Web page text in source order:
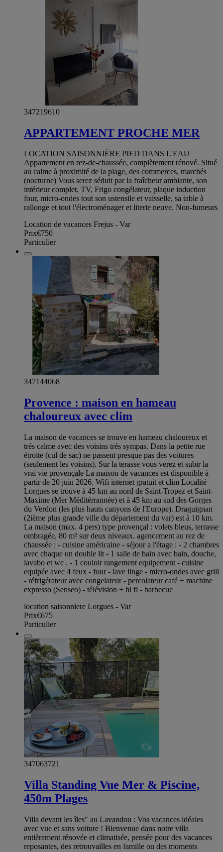
347219610
APPARTEMENT PROCHE MER
LOCATION SAISONNIÈRE PIED DANS L'EAU
Appartement en rez-de-chaussée, complètement rénové. Situé
au calme à proximité de la plage, des commerces, marchés
(nocturne) Vous serez séduit par la fraîcheur ambiante, son
intérieur complet, TV, Frigo congélateur, plaque induction
four, micro-ondes tout son ustensile et vaisselle, sa table à
rallonge et tout l'électroménager et literie neuve. Non-fumeurs
Location de vacances Frejus - Var
Prix€750
Particulier
347144068
Provence : maison en hameau
chaloureux avec clim
La maison de vacances se trouve en hameau chaloureux et
trés calme avec des voisins trés sympas. Dans la petite rue
étroite (cul de sac) ne passent presque pas des voitures
(seulement les voisins). Sur la terasse vous verez et subir la
vrai vie provençale La maison de vacances est disponible à
partir de 20 juin 2026. Wifi internet gratuit et clim Localité
Lorgues se trouve à 45 km au nord de Saint-Tropez et Saint-
Maxime (Mer Méditérrannée) et à 45 km au sud des Gorges
du Verdon (les plus hauts canyons de l'Europe). Draguignan
(2ième plus grande ville du département du var) est à 10 km.
La maison (max. 4 pers) type provençal : volets bleus, terrasse
ombragée, 80 m² sur deux niveaux. agencement au rez de
chaussée : - cuisine américaine - séjour a l'étage : - 2 chambres
avec chaque un double lit - 1 salle de bain avec bain, douche,
lavabo et wc . - 1 couloir rangement equipement - cuisine
equipée avec 4 feux - four - lave linge - micro-ondes avec grill
- réfrigérateur avec congelateur - percolateur café + machine
expresso (Senseo) - télévision + hi fi - barbecue
location saisonniere Lorgues - Var
Prix€675
Particulier
347063721
Villa Standing Vue Mer & Piscine,
450m Plages
Villa devant les îles" au Lavandou : Vos vacances idéales
avec vue et sans voiture ! Bienvenue dans notre villa
entièrement rénovée et climatisée, pensée pour des vacances
reposantes, des retrouvailles en famille ou des moments